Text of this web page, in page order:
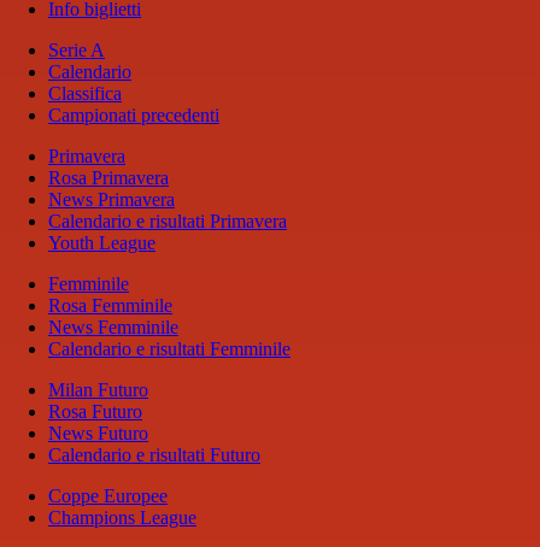
Info biglietti
Serie A
Calendario
Classifica
Campionati precedenti
Primavera
Rosa Primavera
News Primavera
Calendario e risultati Primavera
Youth League
Femminile
Rosa Femminile
News Femminile
Calendario e risultati Femminile
Milan Futuro
Rosa Futuro
News Futuro
Calendario e risultati Futuro
Coppe Europee
Champions League